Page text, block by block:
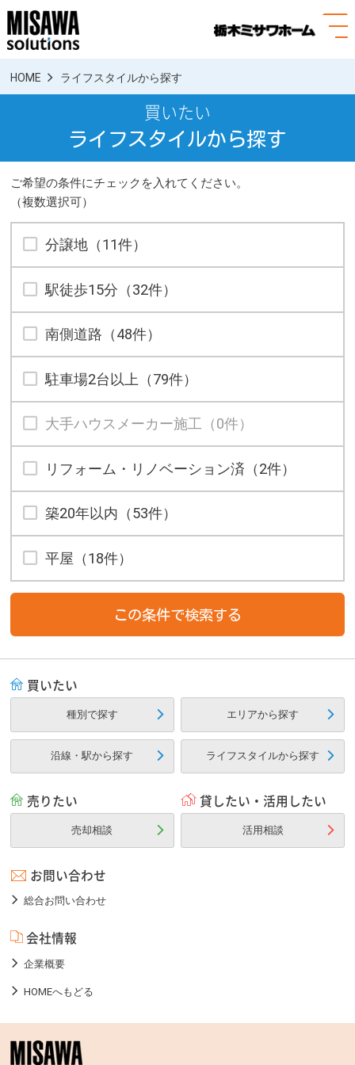
menuOpen
HOME ライフスタイルから探す
買いたい
ライフスタイルから探す
ご希望の条件にチェックを入れてください。
（複数選択可）
分譲地（11件）
駅徒歩15分（32件）
南側道路（48件）
駐車場2台以上（79件）
大手ハウスメーカー施工（0件）
リフォーム・リノベーション済（2件）
築20年以内（53件）
平屋（18件）
買いたい
種別で探す エリアから探す
沿線・駅から探す ライフスタイルから探す
売りたい
売却相談
貸したい・活用したい
活用相談
お問い合わせ
総合お問い合わせ
会社情報
企業概要
HOMEへもどる